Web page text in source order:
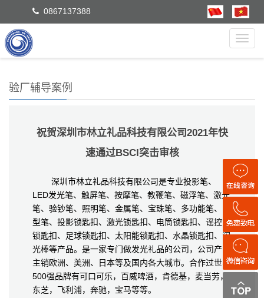
0867137388
验厂辅导案例
祝贺深圳市林立礼品科技有限公司2021年快
速通过BSCI突击审核
深圳市林立礼品科技有限公司是专业投影笔、
LED发光笔、触屏笔、按摩笔、教鞭笔、磁浮笔、激光
笔、验钞笔、照明笔、金属笔、宝珠笔、多功能笔、隐
型笔、投影锁匙扣、激光锁匙扣、电筒锁匙扣、谣控式
锁匙扣、足球锁匙扣、太阳能锁匙扣、水晶锁匙扣、闪
光棒等产品。是一家专门做发光礼品的公司，公司产品
主销欧洲、美洲、日本等及国内各大城市。合作过世界
500强品牌有可口可乐，百威啤酒，肯德基，麦当劳，
东芝，飞利浦，奔驰，宝马等等。